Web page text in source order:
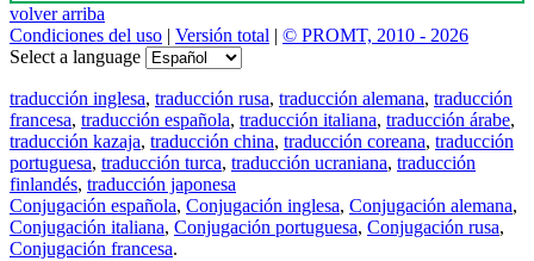
volver arriba
Condiciones del uso | Versión total | © PROMT, 2010 - 2026
Select a language
traducción inglesa, traducción rusa, traducción alemana, traducción
francesa, traducción española, traducción italiana, traducción árabe,
traducción kazaja, traducción china, traducción coreana, traducción
portuguesa, traducción turca, traducción ucraniana, traducción
finlandés, traducción japonesa
Conjugación española, Conjugación inglesa, Conjugación alemana,
Conjugación italiana, Conjugación portuguesa, Conjugación rusa,
Conjugación francesa.